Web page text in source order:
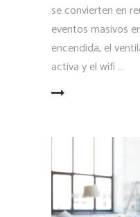
se convierten en
eventos masivos
encendida, el
activa y el wifi